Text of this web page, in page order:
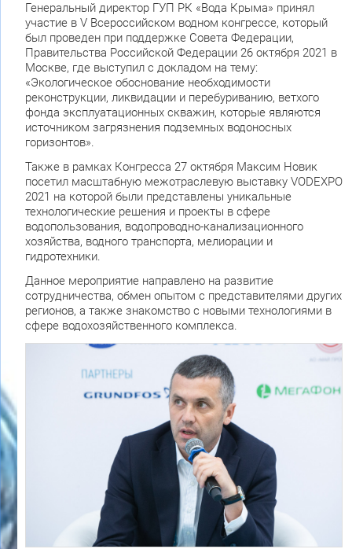
Генеральный директор ГУП РК «Вода Крыма» принял
участие в V Всероссийском водном конгрессе, который
был проведен при поддержке Совета Федерации,
Правительства Российской Федерации 26 октября 2021 в
Москве, где выступил с докладом на тему:
«Экологическое обоснование необходимости
реконструкции, ликвидации и перебуриванию, ветхого
фонда эксплуатационных скважин, которые являются
источником загрязнения подземных водоносных
горизонтов».
Также в рамках Конгресса 27 октября Максим Новик
посетил масштабную межотраслевую выставку VODEXPO
2021 на которой были представлены уникальные
технологические решения и проекты в сфере
водопользования, водопроводно-канализационного
хозяйства, водного транспорта, мелиорации и
гидротехники.
Данное мероприятие направлено на развитие
сотрудничества, обмен опытом с представителями других
регионов, а также знакомство с новыми технологиями в
сфере водохозяйственного комплекса.